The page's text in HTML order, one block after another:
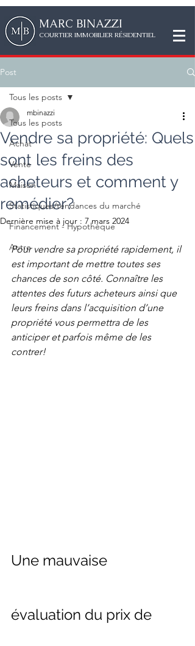
MARC BINAZZI
COURTIER IMMOBILIER RÉSIDENTIEL
Post
Tous les posts
Achat
Vente
Maison
Statistiques/tendances du marché
Financement - Hypothèque
Autre
Tous les posts
Vendre sa propriété: Quels
sont les freins des
acheteurs et comment y
remédier?
mbinazzi
Dernière mise à jour : 7 mars 2024
Pour vendre sa propriété rapidement, il
est important de mettre toutes ses
chances de son côté. Connaître les
attentes des futurs acheteurs ainsi que
leurs freins dans l’acquisition d’une
propriété vous permettra de les
anticiper et parfois même de les
contrer!
Une mauvaise
évaluation du prix de